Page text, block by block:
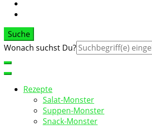
Suche
Suche
Wonach suchst Du?
Rezepte
Salat-Monster
Suppen-Monster
Snack-Monster